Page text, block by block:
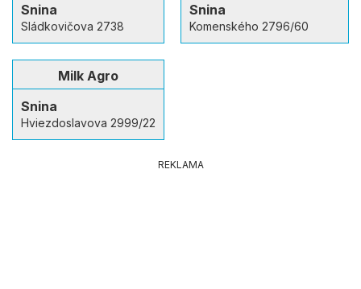
Snina
Sládkovičova 2738
Snina
Komenského 2796/60
Milk Agro
Snina
Hviezdoslavova 2999/22
REKLAMA